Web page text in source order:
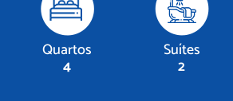
Quartos
4
Suítes
2